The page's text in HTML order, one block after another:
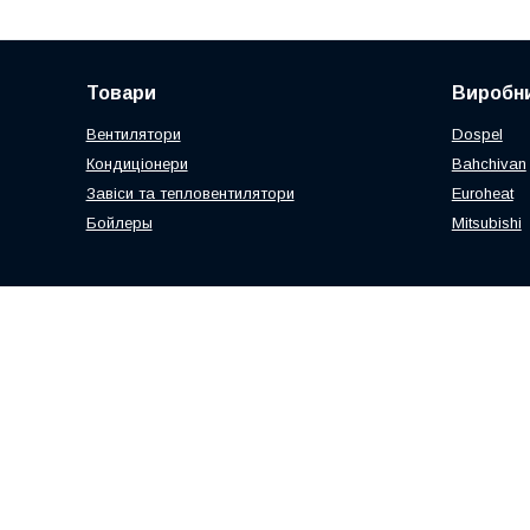
Товари
Вентилятори
Кондиціонери
Завіси та тепловентилятори
Бойлеры
Dospel
Bahchivan
Euroheat
Mitsubishi